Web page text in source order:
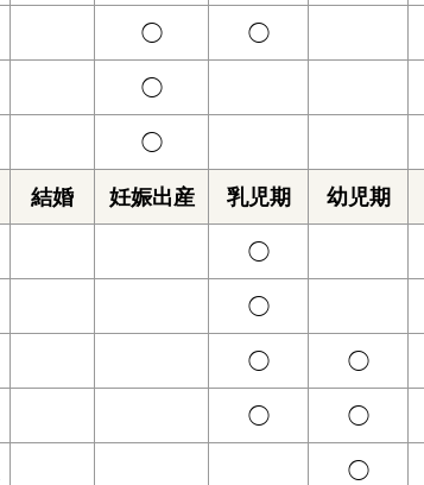
◯ ◯
◯
◯
結婚 妊娠出産 乳児期 幼児期
◯
◯
◯ ◯
◯ ◯
◯